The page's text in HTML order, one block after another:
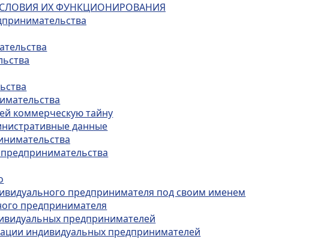
ИХ ФУНКЦИОНИРОВАНИЯ
коммерческую тайну
данные
предпринимателя под своим именем
предпринимателя
предпринимателей
индивидуальных предпринимателей